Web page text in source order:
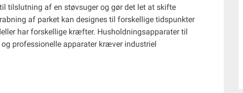
tilslutning af en støvsuger og gør det let at skifte
af parket kan designes til forskellige tidspunkter
har forskellige kræfter. Husholdningsapparater til
professionelle apparater kræver industriel